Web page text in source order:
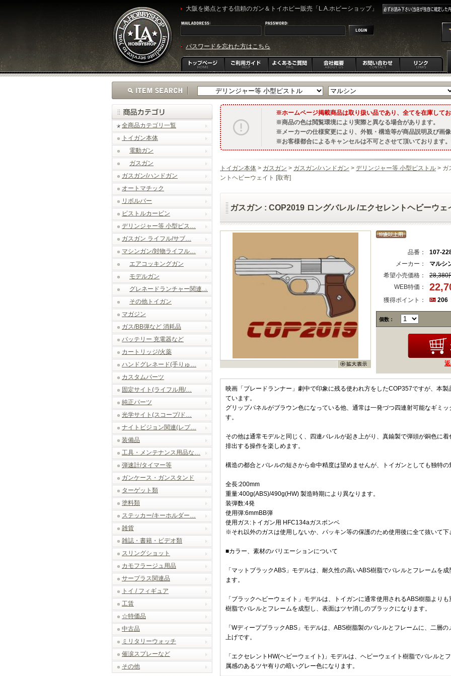
大阪を拠点とする信頼のガン＆トイホビー販売「L.A.ホビーショップ」
パスワードを忘れた方はこちら
全商品カテゴリ一覧
トイガン本体
電動ガン
ガスガン
ガスガン/ハンドガン
オートマチック
リボルバー
ピストルカービン
デリンジャー等 小型ピス…
ガスガン ライフル/サブ…
マシンガン/対物ライフル…
エアコッキングガン
モデルガン
グレネードランチャー関連…
その他トイガン
マガジン
ガス/BB弾など 消耗品
バッテリー 充電器など
カートリッジ/火薬
ハンドグレネード(手りゅ…
カスタムパーツ
固定サイト(ライフル用/…
純正パーツ
光学サイト(スコープ/ド…
ナイトビジョン関連(レプ…
装備品
工具・メンテナンス用品な…
弾速計/タイマー等
ガンケース・ガンスタンド
ターゲット類
塗料類
ステッカー/キーホルダー…
雑貨
雑誌・書籍・ビデオ類
スリングショット
カモフラージュ用品
サープラス関連品
トイ / フィギュア
工賃
☆特価品
中古品
ミリタリーウォッチ
催涙スプレーなど
その他
ホームページ掲載商品は取り扱い品であり、全てを在庫してお
商品の色は閲覧環境により実際と異なる場合があります。
メーカーの仕様変更により、外観・構造等が商品説明及び画
お客様都合によるキャンセルは不可とさせて頂いております。
トイガン本体 > ガスガン > ガスガン/ハンドガン > デリンジャー等 小型ピストル > ガ
ントヘビーウェイト [取寄]
ガスガン : COP2019 ロングバレル /エクセレントヘビーウェ
品番：
107-
メーカー：
マルシ
希望小売価格：
28,380
WEB特価：
獲得ポイント：
206
個数：
映画「ブレードランナー」劇中で印象に残る使われ方をしたCOP357ですが、本
ています。
グリップパネルがブラウン色になっている他、通常は一発づつ四連射可能なギミ
す。
その他は通常モデルと同じく、四連バレルが起き上がり、真鍮製で弾頭が銅色に
排出する操作を楽しめます。
構造の都合とバレルの短さから命中精度は望めませんが、トイガンとしても独特の
全長:200mm
重量:400g(ABS)/490g(HW) 製造時期により異なります。
装弾数:4発
使用弾:6mmBB弾
使用ガス:トイガン用 HFC134aガスボンベ
※それ以外のガスは使用しないか、パッキン等の保護のため使用後に全て抜いて下
■カラー、素材のバリエーションについて
「マットブラックABS」モデルは、耐久性の高いABS樹脂でバレルとフレームを
ます。
「ブラックヘビーウェイト」モデルは、トイガンに通常使用されるABS樹脂より
樹脂でバレルとフレームを成型し、表面はツヤ消しのブラックになります。
「WディープブラックABS」モデルは、ABS樹脂製のバレルとフレームに、二層
上げです。
「エクセレントHW(ヘビーウェイト)」モデルは、ヘビーウェイト樹脂でバレルと
属感のあるツヤ有りの暗いグレー色になります。